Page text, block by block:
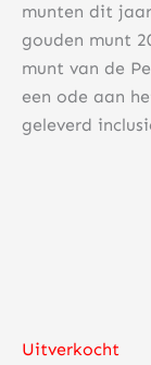
munten dit
gouden munt
munt van de
een ode aan
geleverd
Uitverkocht